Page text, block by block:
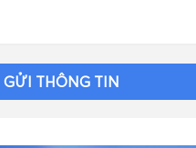
GỬI THÔNG TIN